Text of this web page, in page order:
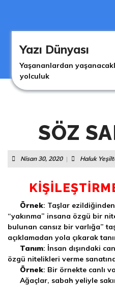
Yazı Dünyası
Yaşananlardan
yolculuk
SÖZ
Nisan 30, 2020Nisan
30,
| Haluk
Örnek: Taşlar
“yakınma” insana özgü bir
bulunan cansız bir varlığa”
açıklamadan yola çıkarak
Tanım: İnsan dışındaki
özgü nitelikleri verme
Örnek: Bir örnekte canlı
Ağaçlar, sabah yeliyle